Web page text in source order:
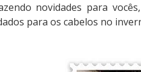
novidades para
para os cabelos no